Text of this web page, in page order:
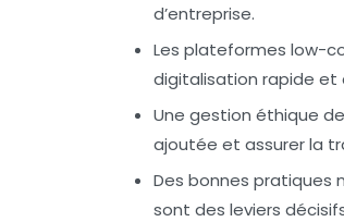
d’entreprise.
Les plateformes low-
digitalisation rapide et
Une gestion éthique
ajoutée et assurer la
Des bonnes pratiques
sont des leviers